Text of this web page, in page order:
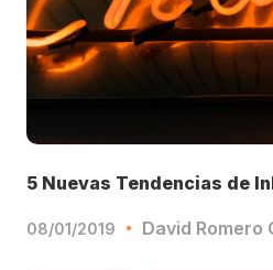
5 Nuevas Tendencias de
08/01/2019 David Romero